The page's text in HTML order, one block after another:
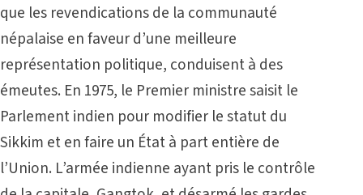
que les revendications de la communauté
népalaise en faveur d’une meilleure
représentation politique, conduisent à des
émeutes. En 1975, le Premier ministre saisit le
Parlement indien pour modifier le statut du
Sikkim et en faire un État à part entière de
l’Union. L’armée indienne ayant pris le contrôle